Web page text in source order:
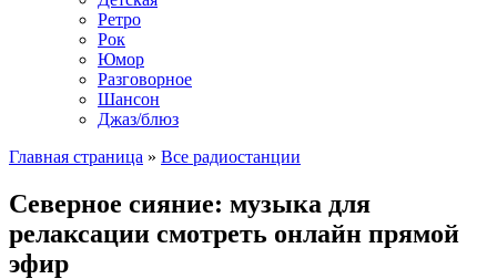
Ретро
Рок
Юмор
Разговорное
Шансон
Джаз/блюз
Главная страница » Все радиостанции
Северное сияние: музыка для
релаксации смотреть онлайн прямой
эфир